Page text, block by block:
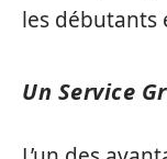
les débutants
Un Service